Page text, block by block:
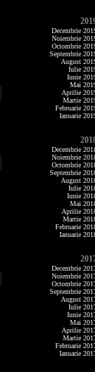
Decembrie
Noiembrie
Octombrie
Septembrie
August
Iulie
Iunie
Mai
Aprilie
Martie
Februarie
Ianuarie
Decembrie
Noiembrie
Octombrie
Septembrie
August
Iulie
Iunie
Mai
Aprilie
Martie
Februarie
Ianuarie
Decembrie
Noiembrie
Octombrie
Septembrie
August
Iulie
Iunie
Mai
Aprilie
Martie
Februarie
Ianuarie